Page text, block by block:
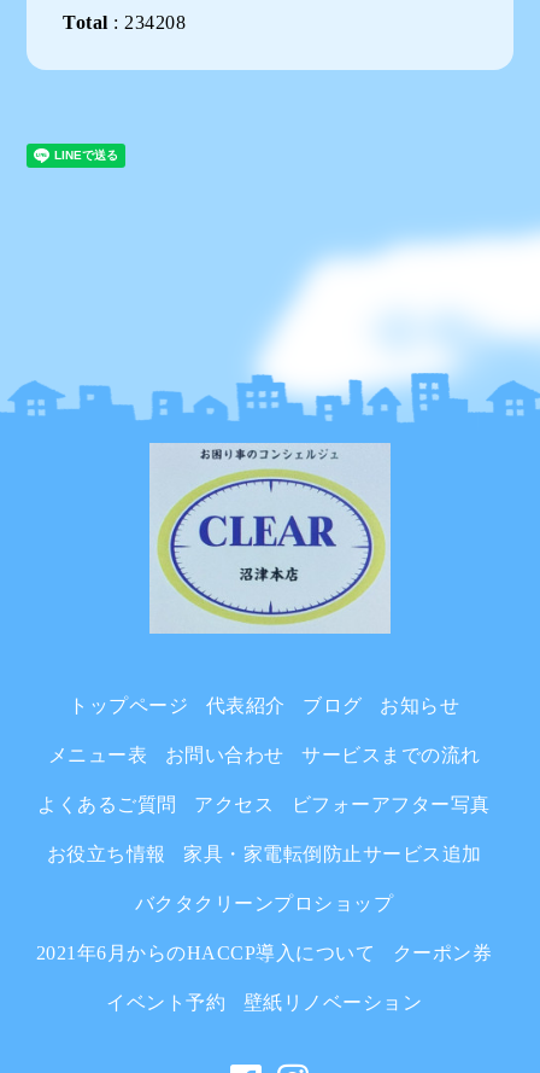
Total : 234208
トップページ 代表紹介 ブログ お知らせ
メニュー表 お問い合わせ サービスまでの流れ
よくあるご質問 アクセス ビフォーアフター写真
お役立ち情報 家具・家電転倒防止サービス追加
バクタクリーンプロショップ
2021年6月からのHACCP導入について クーポン券
イベント予約 壁紙リノベーション